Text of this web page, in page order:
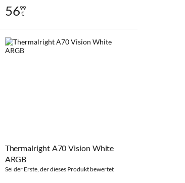
5699
€
Thermalright A70 Vision White
ARGB
Sei der Erste, der dieses Produkt bewertet